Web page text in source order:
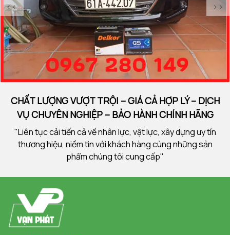
<< >>
CHẤT LƯỢNG VƯỢT TRỘI – GIÁ CẢ HỢP LÝ – DỊCH
VỤ CHUYÊN NGHIỆP – BẢO HÀNH CHÍNH HÃNG
"Liên tục cải tiến cả về nhân lực, vật lực, xây dựng uy tín
thương hiệu, niềm tin với khách hàng cùng những sản
phẩm chúng tôi cung cấp"